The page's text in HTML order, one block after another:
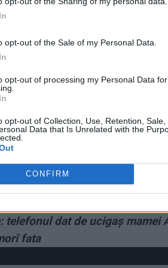
opt-out of the Sale of my Personal Data.
opt-out of processing my Personal Data
opt-out of Collection, Use, Retention,
Data that Is Unrelated with the
CONFIRM
președintele Klaus Iohannis încearcă
să fie scos vinovat în cazul
PSD. Trebuie să ne așteptăm la
în ședința CEX, potrivit surselor citate.
bine politic situația și că a
Apărare din Parlament, în timp ce
ZIARISTII.COM!
dat de ucigaș mamei
fata